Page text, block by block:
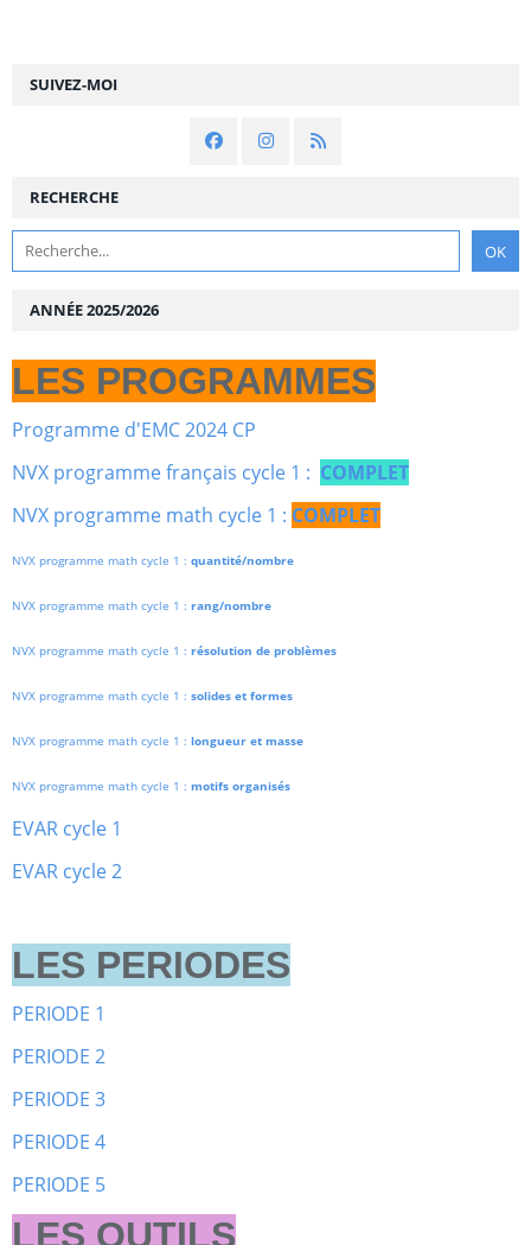
SUIVEZ-MOI
RECHERCHE
ANNÉE 2025/2026
LES PROGRAMMES
Programme d'EMC 2024 CP
NVX programme français cycle 1 : COMPLET
NVX programme math cycle 1 : COMPLET
NVX programme math cycle 1 : quantité/nombre
NVX programme math cycle 1 : rang/nombre
NVX programme math cycle 1 : résolution de problèmes
NVX programme math cycle 1 : solides et formes
NVX programme math cycle 1 : longueur et masse
NVX programme math cycle 1 : motifs organisés
EVAR cycle 1
EVAR cycle 2
LES PERIODES
PERIODE 1
PERIODE 2
PERIODE 3
PERIODE 4
PERIODE 5
LES OUTILS